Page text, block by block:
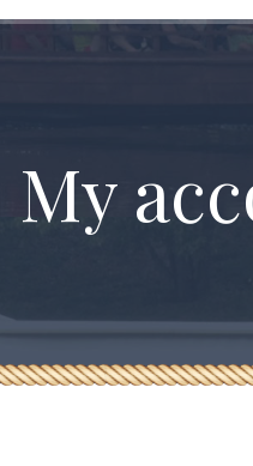
Individuels
My